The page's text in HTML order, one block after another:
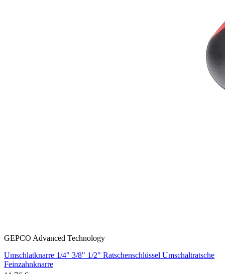
GEPCO Advanced Technology
Umschlatknarre 1/4" 3/8" 1/2" Ratschenschlüssel Umschaltratsche
Feinzahnknarre